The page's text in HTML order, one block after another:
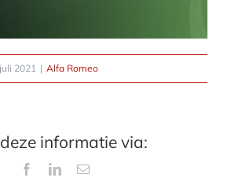
2021 | Alfa Romeo
informatie via:
FacebookLinkedIn
E-